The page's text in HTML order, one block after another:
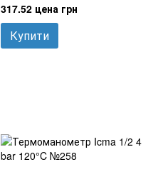
317.52 цена грн
Купити